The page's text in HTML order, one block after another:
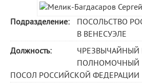
Подразделение:
ПОСОЛЬСТВО
В ВЕНЕСУЭЛЕ
Должность:
ЧРЕЗВЫЧАЙНЫЙ
ПОЛНОМОЧНЫЙ
ПОСОЛ РОССИЙСКОЙ ФЕДЕРАЦИИ